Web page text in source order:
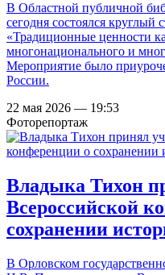
В Областной публичной
сегодня состоялся
«Традиционные ценности
многонационального и
Мероприятие было
России.
22 мая 2026 — 19:53
Фоторепортаж
Владыка Тихон
Всероссийской
сохранении
В Орловском